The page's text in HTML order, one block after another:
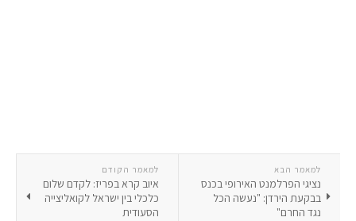
למאמר הקודם
איוב קרא בפריז: לקדם שלום
כלכלי בין ישראל לקואליצייה
הסעודית
למאמר הבא
נציגי הפרלמנט האירופי בכנס
בבקעת הירדן: "נעשה הכל
נגד החרם"